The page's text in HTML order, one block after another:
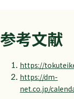
参考文献
https://
https://dm-
net.co.jp/